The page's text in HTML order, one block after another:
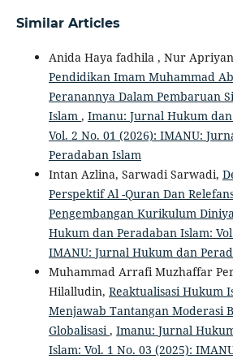
Similar Articles
Anida Haya fadhila , Nur
Pendidikan Imam Muhammad
Peranannya Dalam Pembaruan
Islam , Imanu: Jurnal Hukum
Vol. 2 No. 01 (2026): IMANU:
Peradaban Islam
Intan Azlina, Sarwadi Sarwadi,
Perspektif Al -Quran Dan
Pengembangan Kurikulum
Hukum dan Peradaban Islam:
IMANU: Jurnal Hukum dan
Muhammad Arrafi Muzhaffar
Hilalludin, Reaktualisasi Hukum
Menjawab Tantangan Moderasi
Globalisasi, Imanu: Jurnal
Islam: Vol. 1 No. 03 (2025):